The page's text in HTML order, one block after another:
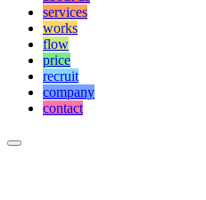
services
works
flow
price
recruit
company
contact